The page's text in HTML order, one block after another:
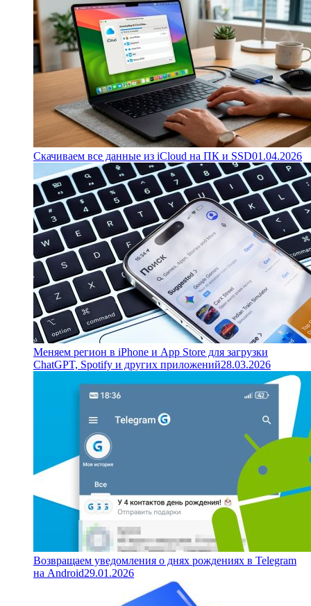
Скачиваем все данные из iCloud на ПК и SSD01.04.2026
Меняем регион в iPhone и App Store для загрузки
ChatGPT, Spotify и других приложений28.03.2026
Возвращаем уведомления о днях рождениях в Telegram
на Android29.01.2026